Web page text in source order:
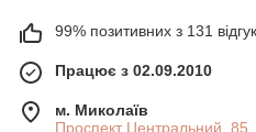
99% позитивних з 131
Працює з 02.09.2010
м. Миколаїв
Проспект Центральний, 85,